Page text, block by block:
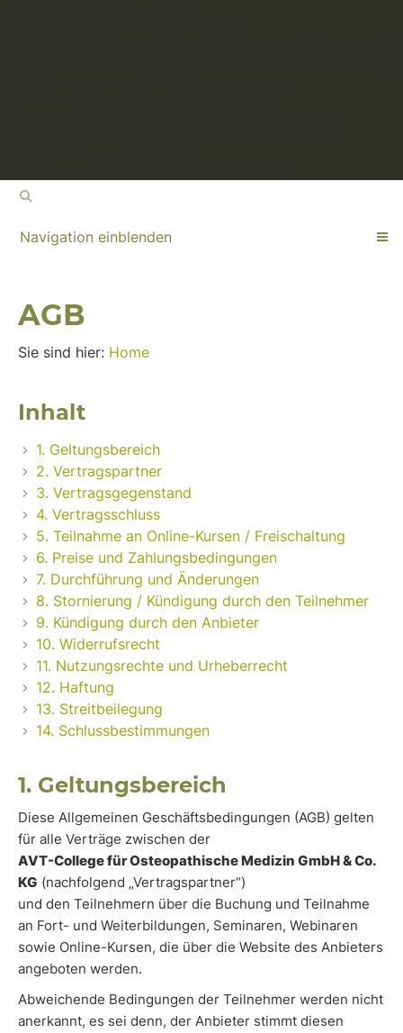
Navigation einblenden
AGB
Sie sind hier: Home
Inhalt
1. Geltungsbereich
2. Vertragspartner
3. Vertragsgegenstand
4. Vertragsschluss
5. Teilnahme an Online-Kursen / Freischaltung
6. Preise und Zahlungsbedingungen
7. Durchführung und Änderungen
8. Stornierung / Kündigung durch den Teilnehmer
9. Kündigung durch den Anbieter
10. Widerrufsrecht
11. Nutzungsrechte und Urheberrecht
12. Haftung
13. Streitbeilegung
14. Schlussbestimmungen
1. Geltungsbereich
Diese Allgemeinen Geschäftsbedingungen (AGB) gelten
für alle Verträge zwischen der
AVT-College für Osteopathische Medizin GmbH & Co.
KG (nachfolgend „Vertragspartner“)
und den Teilnehmern über die Buchung und Teilnahme
an Fort- und Weiterbildungen, Seminaren, Webinaren
sowie Online-Kursen, die über die Website des Anbieters
angeboten werden.
Abweichende Bedingungen der Teilnehmer werden nicht
anerkannt, es sei denn, der Anbieter stimmt diesen